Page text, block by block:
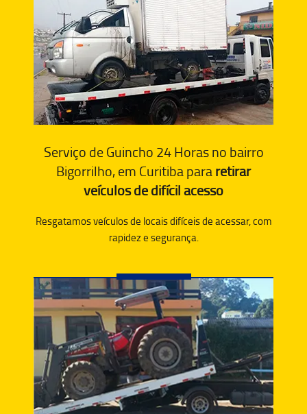
Serviço de Guincho 24 Horas no bairro
Bigorrilho, em Curitiba pararetirar
veículos de difícil acesso
Resgatamos veículos de locais difíceis de acessar, com
rapidez e segurança.